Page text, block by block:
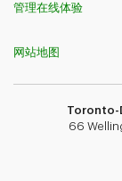
管理在线体验
网站地图
Toronto-
66